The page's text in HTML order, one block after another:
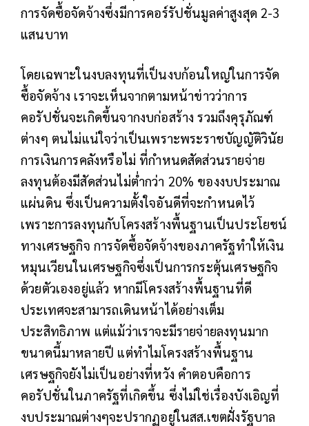
การจัดซื้อจัดจ้างซึ่งมีการคอร์รัปชั่นมูลค่าสูงสุด 2-3
แสนบาท
โดยเฉพาะในงบลงทุนที่เป็นงบก้อนใหญ่ในการจัด
ซื้อจัดจ้าง เราจะเห็นจากตามหน้าข่าวว่าการ
คอรัปชั่นจะเกิดขึ้นจากงบก่อสร้าง รวมถึงคุรุภัณฑ์
ต่างๆ ตนไม่แน่ใจว่าเป็นเพราะพระราชบัญญัติวินัย
การเงินการคลังหรือไม่ ที่กำหนดสัดส่วนรายจ่าย
ลงทุนต้องมีสัดส่วนไม่ต่ำกว่า 20% ของงบประมาณ
แผ่นดิน ซึ่งเป็นความตั้งใจอันดีที่จะกำหนดไว้
เพราะการลงทุนกับโครงสร้างพื้นฐานเป็นประโยชน์
ทางเศรษฐกิจ การจัดซื้อจัดจ้างของภาครัฐทำให้เงิน
หมุนเวียนในเศรษฐกิจซึ่งเป็นการกระตุ้นเศรษฐกิจ
ด้วยตัวเองอยู่แล้ว หากมีโครงสร้างพื้นฐานที่ดี
ประเทศจะสามารถเดินหน้าได้อย่างเต็ม
ประสิทธิภาพ แต่แม้ว่าเราจะมีรายจ่ายลงทุนมาก
ขนาดนี้มาหลายปี แต่ทำไมโครงสร้างพื้นฐาน
เศรษฐกิจยังไม่เป็นอย่างที่หวัง คำตอบคือการ
คอรัปชั่นในภาครัฐที่เกิดขึ้น ซึ่งไม่ใช่เรื่องบังเอิญที่
งบประมาณต่างๆจะปรากฏอยู่ในสส.เขตฝั่งรัฐบาล